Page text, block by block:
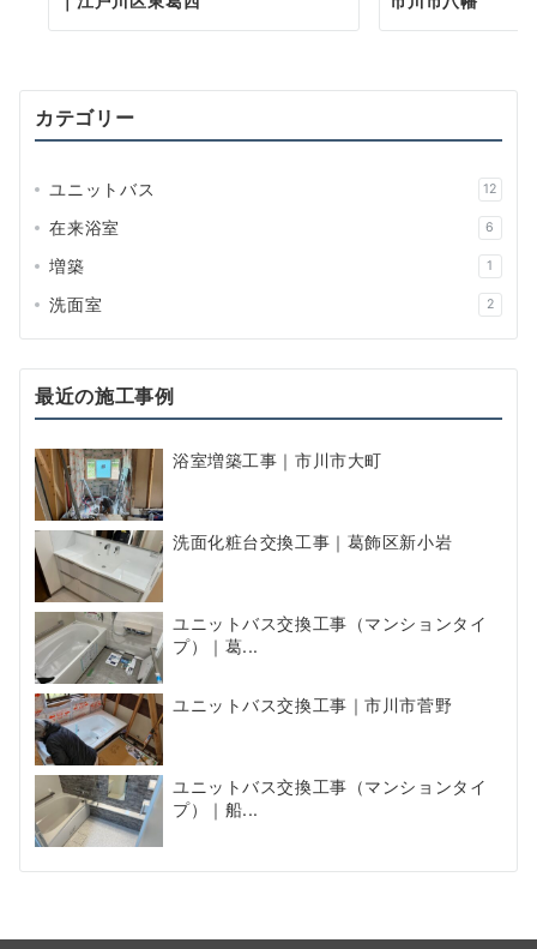
カテゴリー
ユニットバス 12
在来浴室 6
増築 1
洗面室 2
最近の施工事例
浴室増築工事｜市川市大町
洗面化粧台交換工事｜葛飾区新小岩
ユニットバス交換工事（マンションタイ
プ）｜葛...
ユニットバス交換工事｜市川市菅野
ユニットバス交換工事（マンションタイ
プ）｜船...